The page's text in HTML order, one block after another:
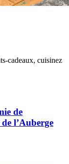
cadeaux, cuisinez
de
l’Auberge